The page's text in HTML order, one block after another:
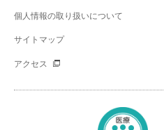
個人情報の取り扱いについて
サイトマップ
アクセス